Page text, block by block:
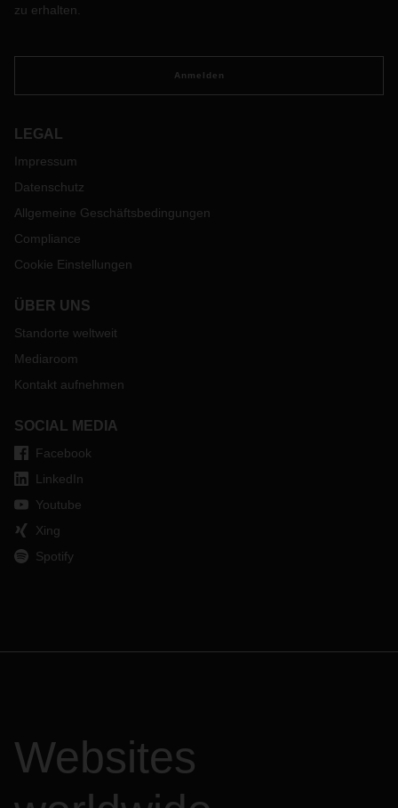
zu erhalten.
Anmelden
LEGAL
Impressum
Datenschutz
Allgemeine Geschäftsbedingungen
Compliance
Cookie Einstellungen
ÜBER UNS
Standorte weltweit
Mediaroom
Kontakt aufnehmen
SOCIAL MEDIA
Facebook
LinkedIn
Youtube
Xing
Spotify
Websites